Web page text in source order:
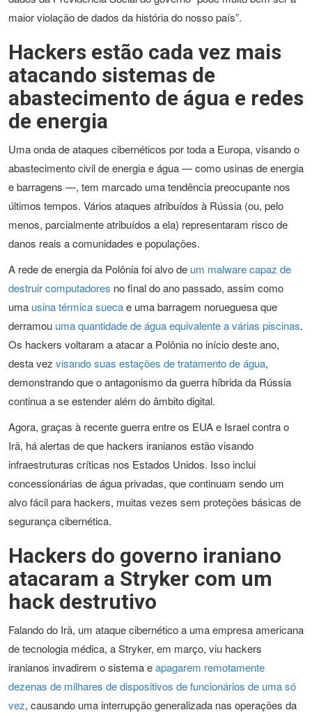
maior violação de dados da história do nosso país”.
Hackers estão cada vez mais
atacando sistemas de
abastecimento de água e redes
de energia
Uma onda de ataques cibernéticos por toda a Europa, visando o
abastecimento civil de energia e água — como usinas de energia
e barragens —, tem marcado uma tendência preocupante nos
últimos tempos. Vários ataques atribuídos à Rússia (ou, pelo
menos, parcialmente atribuídos a ela) representaram risco de
danos reais a comunidades e populações.
A rede de energia da Polônia foi alvo de um malware capaz de
destruir computadores no final do ano passado, assim como
uma usina térmica suecae uma barragem norueguesa que
derramou uma quantidade de água equivalente a várias piscinas.
Os hackers voltaram a atacar a Polônia no início deste ano,
desta vez visando suas estações de tratamento de água,
demonstrando que o antagonismo da guerra híbrida da Rússia
continua a se estender além do âmbito digital.
Agora, graças à recente guerra entre os EUA e Israel contra o
Irã, há alertas de que hackers iranianos estão visando
infraestruturas críticas nos Estados Unidos. Isso inclui
concessionárias de água privadas, que continuam sendo um
alvo fácil para hackers, muitas vezes sem proteções básicas de
segurança cibernética.
Hackers do governo iraniano
atacaram a Stryker com um
hack destrutivo
Falando do Irã, um ataque cibernético a uma empresa americana
de tecnologia médica, a Stryker, em março, viu hackers
iranianos invadirem o sistema eapagarem remotamente
dezenas de milhares de dispositivos de funcionários de uma só
vez, causando uma interrupção generalizada nas operações da